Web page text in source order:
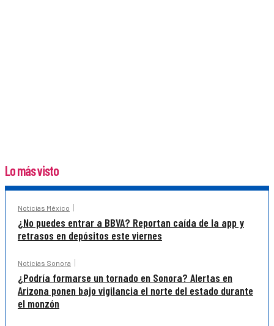
Lo más visto
Noticias México
¿No puedes entrar a BBVA? Reportan caída de la app y
retrasos en depósitos este viernes
Noticias Sonora
¿Podría formarse un tornado en Sonora? Alertas en
Arizona ponen bajo vigilancia el norte del estado durante
el monzón